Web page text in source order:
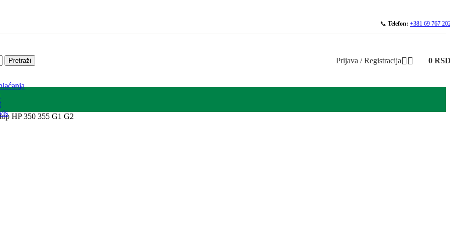
📞 Telefon: +381 69 767
Pretraži Prijava / Registracija 0
HP 350 355 G1 G2